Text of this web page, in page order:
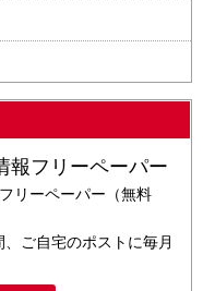
報フリーペーパー
リーペーパー（無料
ご自宅のポストに毎月